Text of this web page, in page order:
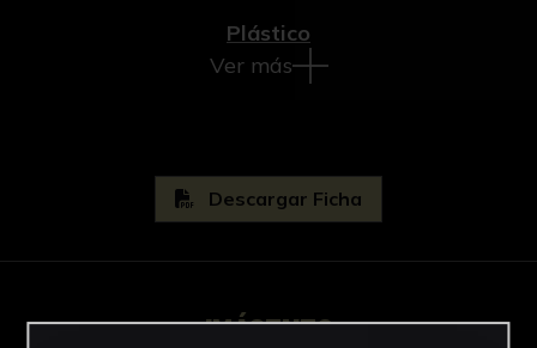
Plástico
Ver más
Descargar Ficha
IMÁGENES